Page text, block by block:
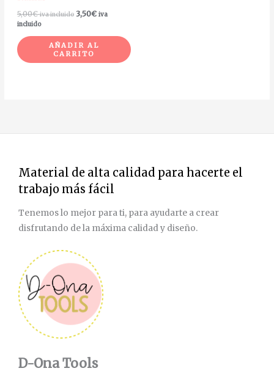
5,00€ iva incluido 3,50€ iva
incluido
AÑADIR AL
CARRITO
Material de alta calidad para hacerte el
trabajo más fácil
Tenemos lo mejor para ti, para ayudarte a crear
disfrutando de la máxima calidad y diseño.
D-Ona Tools